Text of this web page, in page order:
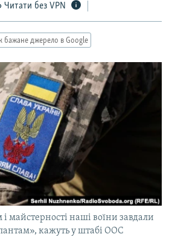
Читати без VPN
бажане джерело в Google
майстерності наші воїни завдали
кажуть у штабі ООС